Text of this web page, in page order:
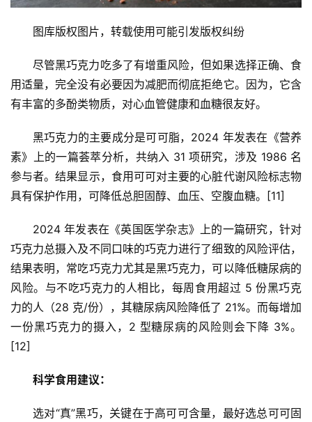
图库版权图片，转载使用可能引发版权纠纷
尽管黑巧克力吃多了有增重风险，但如果选择正确、食
用适量，完全没有必要因为减肥而彻底拒绝它。因为，它含
有丰富的多酚类物质，对心血管健康和血糖很友好。
黑巧克力的主要成分是可可脂，2024 年发表在《营养
素》上的一篇荟萃分析，共纳入 31 项研究，涉及 1986 名
参与者。结果显示，食用可可对主要的心脏代谢风险标志物
具有保护作用，可降低总胆固醇、血压、空腹血糖。[11]
2024 年发表在《英国医学杂志》上的一篇研究，针对
巧克力总摄入及不同口味的巧克力进行了细致的风险评估，
结果表明，常吃巧克力尤其是黑巧克力，可以降低糖尿病的
风险。与不吃巧克力的人相比，每周食用超过 5 份黑巧克
力的人（28 克/份），其糖尿病风险降低了 21%。而每增加
一份黑巧克力的摄入，2 型糖尿病的风险则会下降 3%。
[12]
科学食用建议：
选对“真”黑巧，关键在于高可可含量，最好选总可可固